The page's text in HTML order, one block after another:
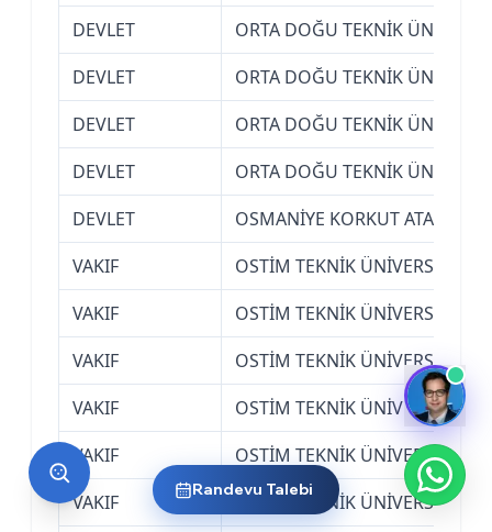
DEVLET
ORTA DOĞU TEKNİK
DEVLET
ORTA DOĞU TEKNİK
DEVLET
ORTA DOĞU TEKNİK
DEVLET
ORTA DOĞU TEKNİK
DEVLET
OSMANİYE KORKUT ATA
VAKIF
OSTİM TEKNİK ÜNİVERSİTESİ
VAKIF
OSTİM TEKNİK ÜNİVERSİTESİ
VAKIF
OSTİM TEKNİK ÜNİVERSİTESİ
VAKIF
OSTİM TEKNİK ÜNİVERSİTESİ
VAKIF
OSTİM TEKNİK ÜNİVERSİTESİ
VAKIF
OSTİM TEKNİK ÜNİVERSİTESİ
Randevu Talebi